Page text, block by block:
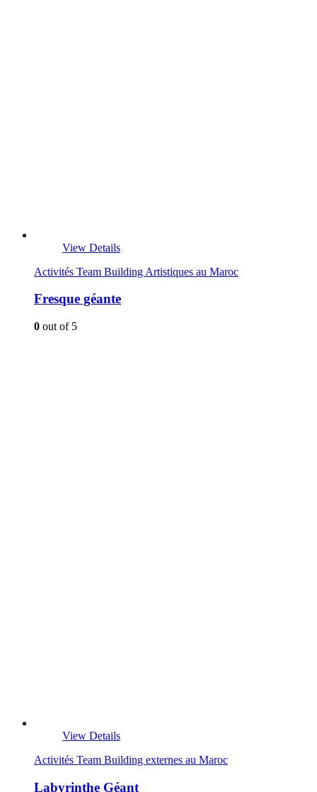
View Details
Activités Team Building Artistiques au Maroc
Fresque géante
0 out of 5
View Details
Activités Team Building externes au Maroc
Labyrinthe Géant